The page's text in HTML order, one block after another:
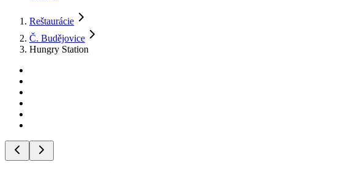
Reštaurácie
Č. Budějovice
Hungry Station